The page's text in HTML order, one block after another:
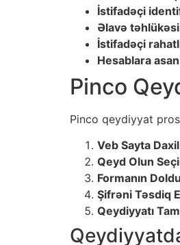
İstifadəçi
Əlavə
İstifadəçi
Hesablara
Pinco
Pinco qeydiyyat
Veb Sayta
Qeyd Olun
Formanın
Şifrəni Təsdiq
Qeydiyyatı